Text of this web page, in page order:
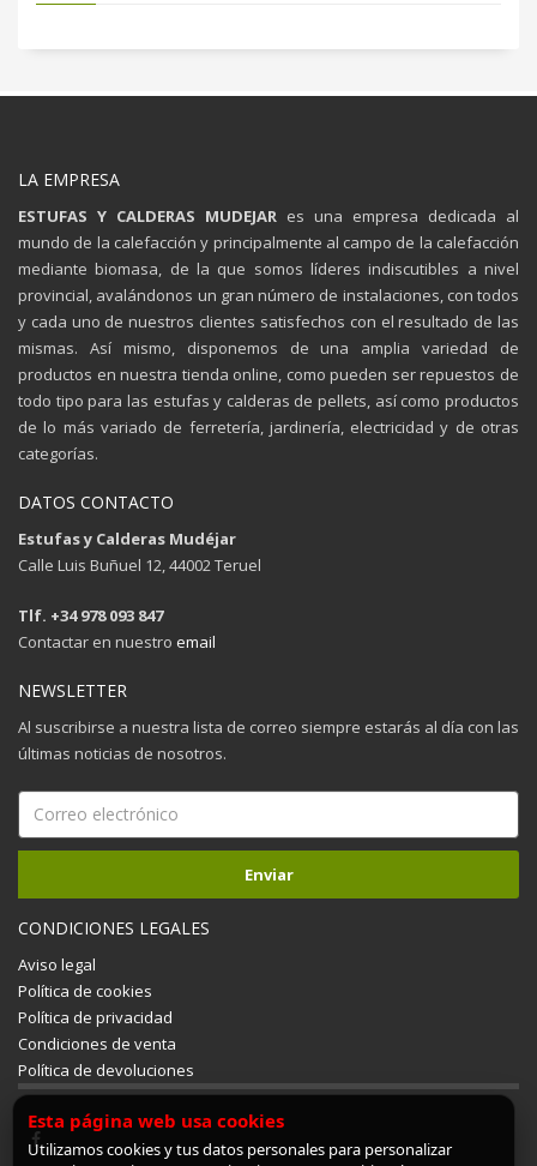
LA EMPRESA
ESTUFAS Y CALDERAS MUDEJAR es una empresa dedicada al
mundo de la calefacción y principalmente al campo de la calefacción
mediante biomasa, de la que somos líderes indiscutibles a nivel
provincial, avalándonos un gran número de instalaciones, con todos
y cada uno de nuestros clientes satisfechos con el resultado de las
mismas. Así mismo, disponemos de una amplia variedad de
productos en nuestra tienda online, como pueden ser repuestos de
todo tipo para las estufas y calderas de pellets, así como productos
de lo más variado de ferretería, jardinería, electricidad y de otras
categorías.
DATOS CONTACTO
Estufas y Calderas Mudéjar
Calle Luis Buñuel 12, 44002 Teruel
Tlf. +34 978 093 847
Contactar en nuestro email
NEWSLETTER
Al suscribirse a nuestra lista de correo siempre estarás al día con las
últimas noticias de nosotros.
CONDICIONES LEGALES
Aviso legal
Política de cookies
Política de privacidad
Condiciones de venta
Política de devoluciones
Esta página web usa cookies
Utilizamos cookies y tus datos personales para personalizar